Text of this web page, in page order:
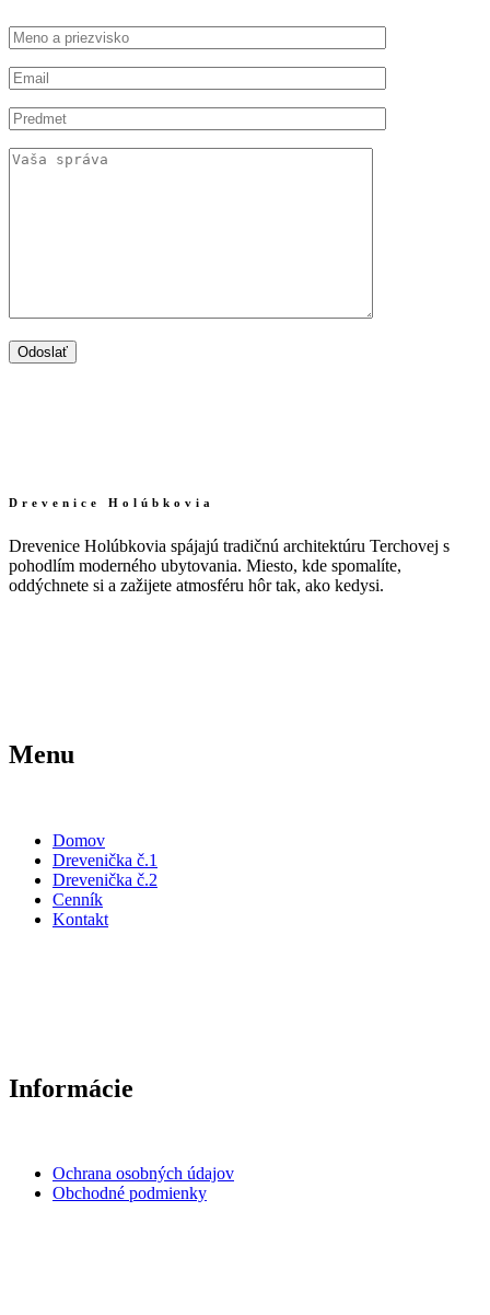
Drevenice Holúbkovia
Drevenice Holúbkovia spájajú tradičnú architektúru Terchovej s
pohodlím moderného ubytovania. Miesto, kde spomalíte,
oddýchnete si a zažijete atmosféru hôr tak, ako kedysi.
Menu
Domov
Drevenička č.1
Drevenička č.2
Cenník
Kontakt
Informácie
Ochrana osobných údajov
Obchodné podmienky